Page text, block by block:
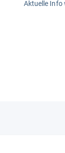
Aktuelle Info